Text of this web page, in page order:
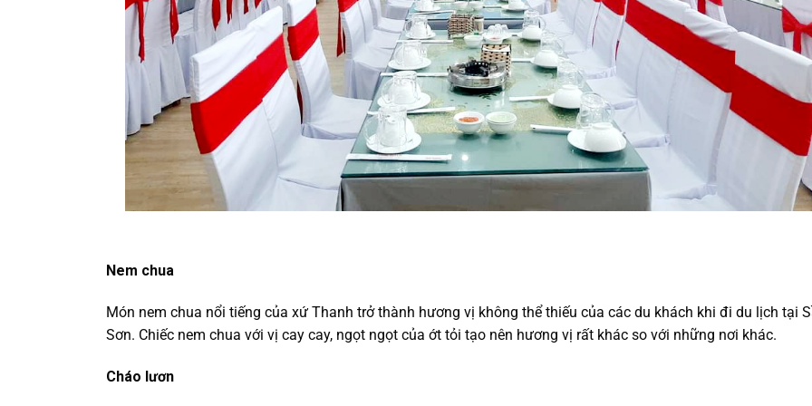
Nem chua
Món nem chua nổi tiếng của xứ Thanh trở thành hương vị không thể thiếu của các du khách khi đi du lịch tại
Sơn. Chiếc nem chua với vị cay cay, ngọt ngọt của ớt tỏi tạo nên hương vị rất khác so với những nơi khác.
Cháo lươn